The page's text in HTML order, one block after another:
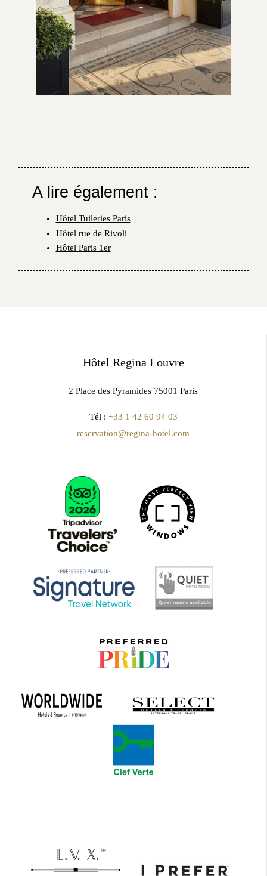
A lire également :
Hôtel Tuileries Paris
Hôtel rue de Rivoli
Hôtel Paris 1er
Hôtel Regina Louvre
2 Place des Pyramides 75001 Paris
Tél : +33 1 42 60 94 03
reservation@regina-hotel.com